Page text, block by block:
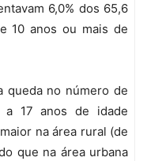
6,0% dos 65,6
10 anos ou mais de
queda no número de
a 17 anos de idade
na área rural (de
que na área urbana